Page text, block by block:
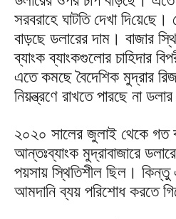
সরবরাহে ঘাটতি দেখা দি‌য়ে‌ছে।
বাড়ছে ডলারের দাম। বাজার
ব্যাংক ব্যাংকগুলোর চাহিদার
এতে কমছে বৈদেশিক মুদ্রার
নিয়ন্ত্রণে রাখতে পারছে না
২০২০ সালের জুলাই থেকে গত
আন্তঃব্যাংক মুদ্রাবাজারে
পয়সায় স্থিতিশীল ছিল।
আমদানি ব্যয় পরিশোধ করতে